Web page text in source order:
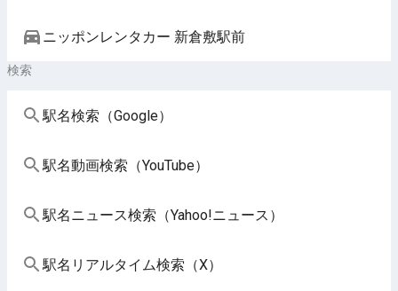
ニッポンレンタカー 新倉敷駅前
検索
駅名検索（Google）
駅名動画検索（YouTube）
駅名ニュース検索（Yahoo!ニュース）
駅名リアルタイム検索（X）